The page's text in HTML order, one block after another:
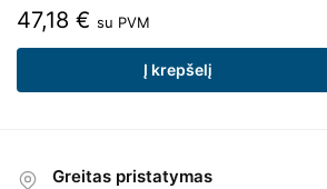
47,18 € su PVM
Į krepšelį
Greitas pristatymas